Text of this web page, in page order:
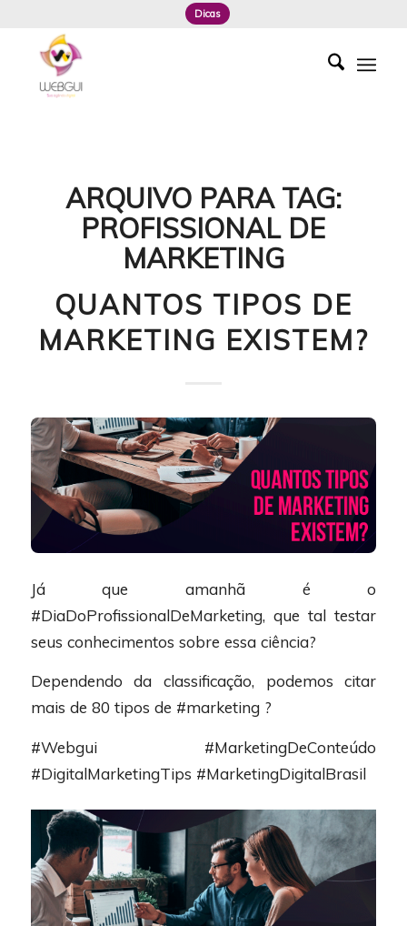
Dicas
ARQUIVO PARA TAG:
PROFISSIONAL DE
MARKETING
QUANTOS TIPOS DE
MARKETING EXISTEM?
Já que amanhã é o
#DiaDoProfissionalDeMarketing, que tal testar
seus conhecimentos sobre essa ciência?
Dependendo da classificação, podemos citar
mais de 80 tipos de #marketing ?
#Webgui #MarketingDeConteúdo
#DigitalMarketingTips #MarketingDigitalBrasil